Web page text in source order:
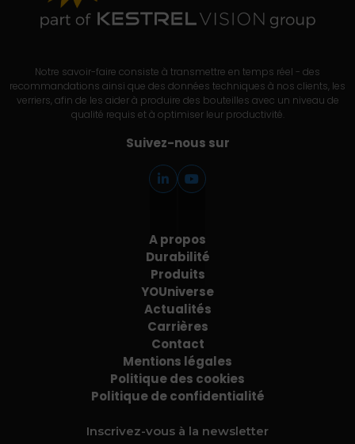
Notre savoir-faire consiste à transmettre en temps réel - des
recommandations ainsi que des données techniques à nos clients, les
verriers, afin de les aider à produire des bouteilles avec un niveau de
qualité requis et à optimiser leur productivité.
Suivez-nous sur
A propos
Durabilité
Produits
YOUniverse
Actualités
Carrières
Contact
Mentions légales
Politique des cookies
Politique de confidentialité
Inscrivez-vous à la newsletter